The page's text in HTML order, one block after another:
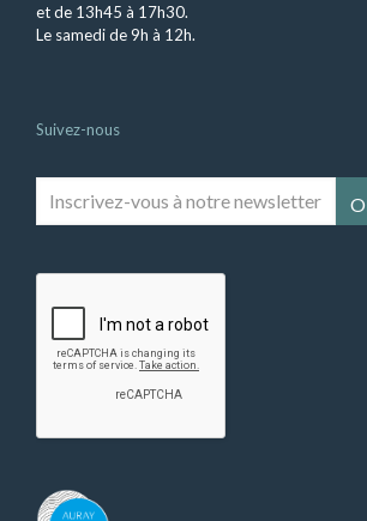
et de 13h45 à 17h30.
Le samedi de 9h à 12h.
Suivez-nous
vous